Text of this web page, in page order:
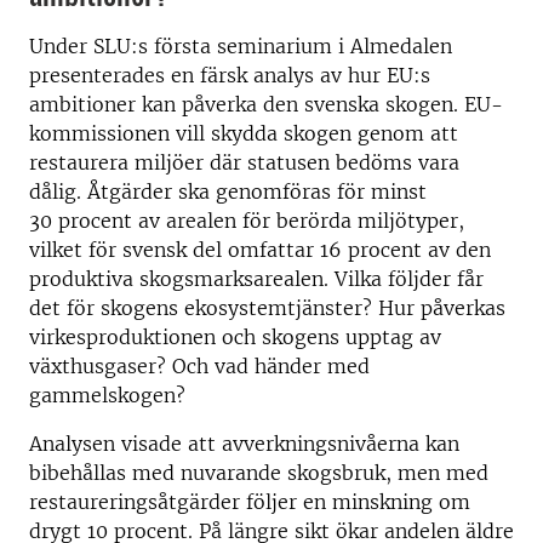
Under SLU:s första seminarium i Almedalen
presenterades en färsk analys av hur EU:s
ambitioner kan påverka den svenska skogen. EU-
kommissionen vill skydda skogen genom att
restaurera miljöer där statusen bedöms vara
dålig. Åtgärder ska genomföras för minst
30 procent av arealen för berörda miljötyper,
vilket för svensk del omfattar 16 procent av den
produktiva skogsmarksarealen. Vilka följder får
det för skogens ekosystemtjänster? Hur påverkas
virkesproduktionen och skogens upptag av
växthusgaser? Och vad händer med
gammelskogen?
Analysen visade att avverkningsnivåerna kan
bibehållas med nuvarande skogsbruk, men med
restaureringsåtgärder följer en minskning om
drygt 10 procent. På längre sikt ökar andelen äldre